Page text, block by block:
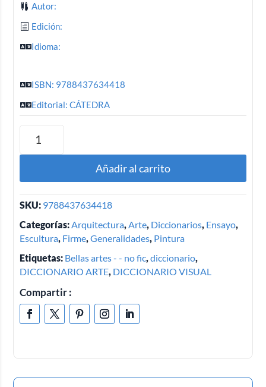
Autor:
Edición:
Idioma:
ISBN: 9788437634418
Editorial: CÁTEDRA
Añadir al carrito
SKU: 9788437634418
Categorías: Arquitectura, Arte, Diccionarios, Ensayo,
Escultura, Firme,Generalidades, Pintura
Etiquetas: Bellas artes - - no fic,diccionario,
DICCIONARIO ARTE, DICCIONARIO VISUAL
Compartir :